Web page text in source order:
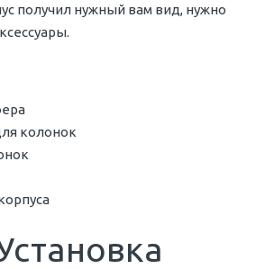
получил нужный вам вид, нужно
колонок